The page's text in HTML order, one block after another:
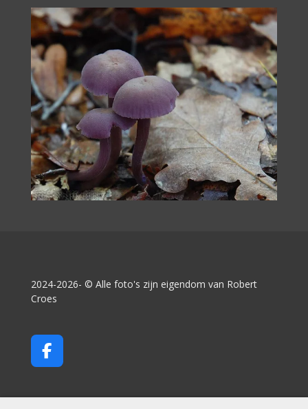
2024-2026- © Alle foto's zijn eigendom van Robert
Croes
F
a
e